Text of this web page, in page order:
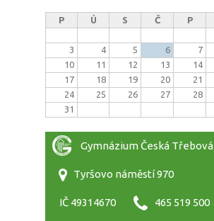
P Ú S Č P
3
4 5 6 7
10
11 12 13 14
17
18 19 20 21
24
25 26 27 28
31
Gymnázium Česká Třebová
Tyršovo náměstí 970
IČ 49314670 465 519 500